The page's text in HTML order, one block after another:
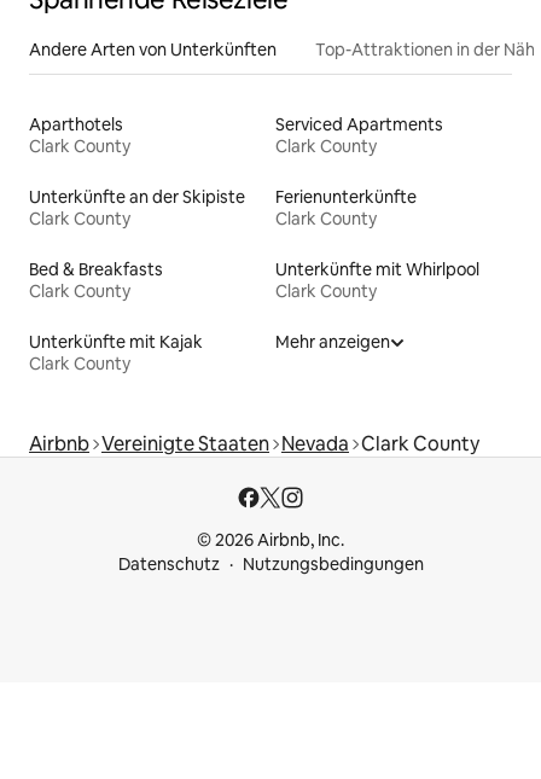
Andere Arten von Unterkünften Top-Attraktionen in der
Aparthotels
Clark County
Serviced Apartments
Clark County
Unterkünfte an der Skipiste
Clark County
Ferienunterkünfte
Clark County
Bed & Breakfasts
Clark County
Unterkünfte mit Whirlpool
Clark County
Unterkünfte mit Kajak
Clark County
Mehr anzeigen
Airbnb Vereinigte Staaten Nevada Clark County
© 2026 Airbnb, Inc.
Datenschutz
Nutzungsbedingungen